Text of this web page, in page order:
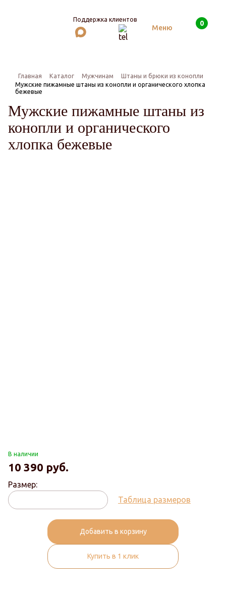
Поддержка клиентов
Меню
Поиск 0
Главная Каталог Мужчинам
Штаны и брюки из конопли
Мужские пижамные штаны из конопли и органического хлопка
бежевые
Мужские пижамные штаны из
конопли и органического
хлопка бежевые
В наличии
10 390 руб.
Размер:
Таблица размеров
Добавить в корзину
Купить в 1 клик